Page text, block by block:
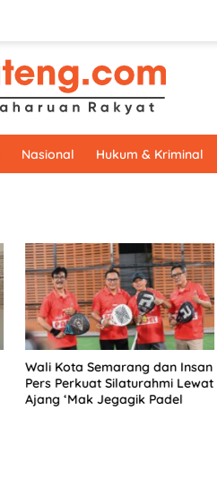
Nasional Hukum & Kriminal
Wali Kota Semarang dan Insan
Pers Perkuat Silaturahmi Lewat
Ajang ‘Mak Jegagik Padel